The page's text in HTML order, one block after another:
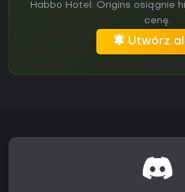
Habbo Hotel: Origins osiągnie
cenę.
Utwórz